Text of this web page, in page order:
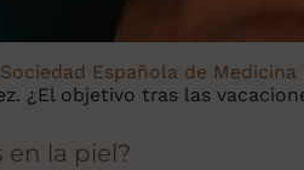
Sociedad Española de Medicina
¿El objetivo tras las
en la piel?